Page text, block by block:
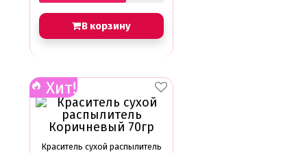
В корзину
Хит!
Краситель сухой распылитель